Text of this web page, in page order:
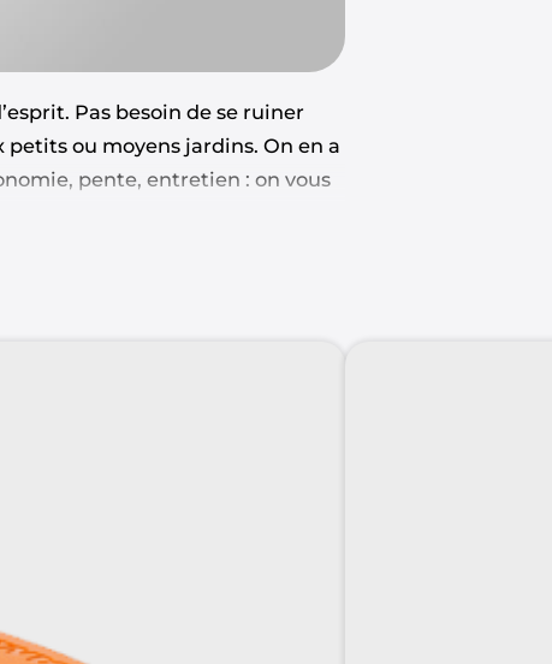
Pas besoin de se ruiner
ou moyens jardins. On en a
pente, entretien : on vous